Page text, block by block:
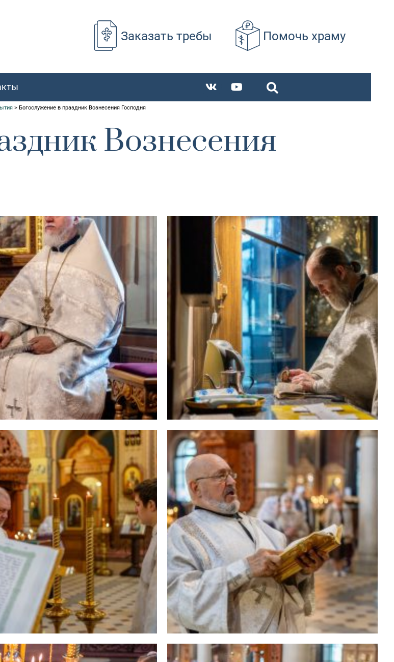
Заказать требы Помочь храму
> Богослужение в праздник Вознесения Господня
Вознесения